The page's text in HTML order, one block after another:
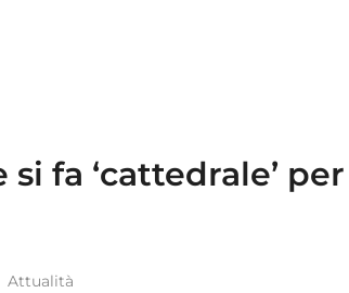
fa ‘cattedrale’ per
Attualità